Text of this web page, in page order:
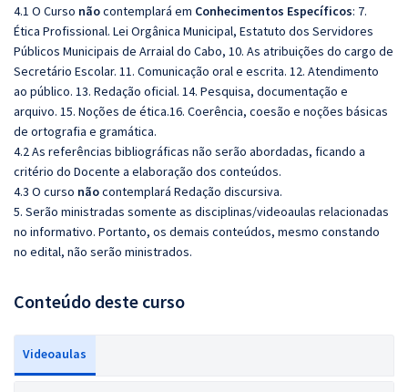
4.1 O Curso nãocontemplará em Conhecimentos Específicos: 7.
Ética Profissional. Lei Orgânica Municipal, Estatuto dos Servidores
Públicos Municipais de Arraial do Cabo, 10. As atribuições do cargo de
Secretário Escolar. 11. Comunicação oral e escrita. 12. Atendimento
ao público. 13. Redação oficial. 14. Pesquisa, documentação e
arquivo. 15. Noções de ética.16. Coerência, coesão e noções básicas
de ortografia e gramática.
4.2 As referências bibliográficas não serão abordadas, ficando a
critério do Docente a elaboração dos conteúdos.
4.3 O curso nãocontemplará Redação discursiva.
5. Serão ministradas somente as disciplinas/videoaulas relacionadas
no informativo. Portanto, os demais conteúdos, mesmo constando
no edital, não serão ministrados.
Conteúdo deste curso
Videoaulas